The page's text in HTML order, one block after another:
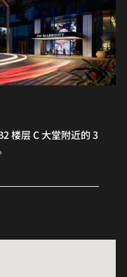
楼层 C 大堂附近的 3